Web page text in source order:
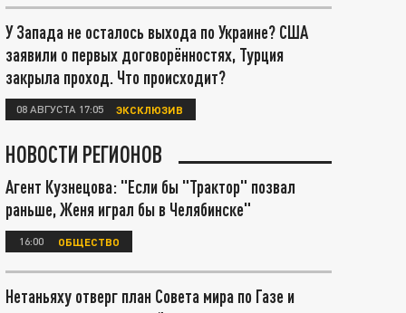
У Запада не осталось выхода по Украине? США
заявили о первых договорённостях, Турция
закрыла проход. Что происходит?
08 АВГУСТА 17:05 ЭКСКЛЮЗИВ
НОВОСТИ РЕГИОНОВ
Агент Кузнецова: "Если бы "Трактор" позвал
раньше, Женя играл бы в Челябинске"
16:00 ОБЩЕСТВО
Нетаньяху отверг план Совета мира по Газе и